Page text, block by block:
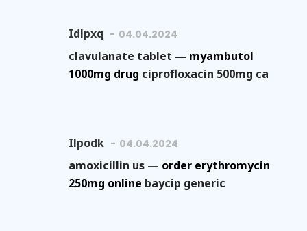
Idlpxq 04.04.2024
clavulanate tablet — myambutol
1000mg drug ciprofloxacin 500mg ca
Ilpodk 04.04.2024
amoxicillin us — order erythromycin
250mg online baycip generic